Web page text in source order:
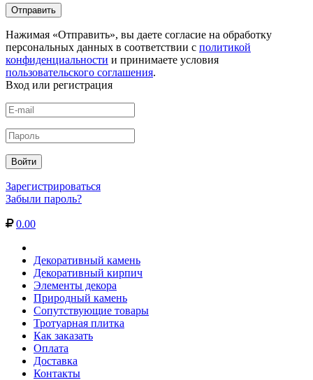
Нажимая «Отправить», вы даете согласие на обработку
персональных данных в соответствии с политикой
конфиденциальности и принимаете условия
пользовательского соглашения.
Вход или регистрация
Зарегистрироваться
Забыли пароль?
0.00
Декоративный камень
Декоративный кирпич
Элементы декора
Природный камень
Сопутствующие товары
Тротуарная плитка
Как заказать
Оплата
Доставка
Контакты